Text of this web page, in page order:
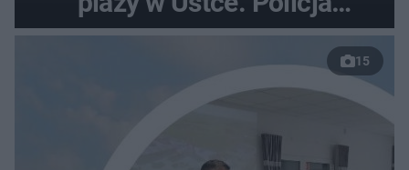
musiała zamknąć odcinek
wybrzeża
15